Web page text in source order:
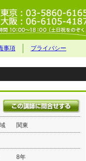
事項 プライバシー
関東
8年